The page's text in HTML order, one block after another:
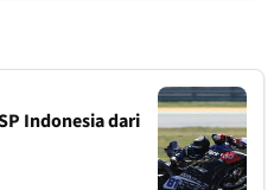
Indonesia dari